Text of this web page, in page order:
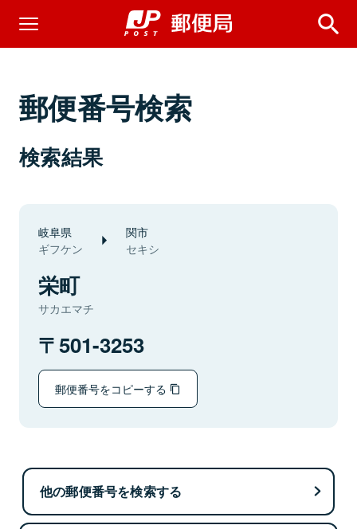
郵便番号検索
検索結果
岐阜県
ギフケン
関市
セキシ
栄町
サカエマチ
501-3253
郵便番号をコピーする
他の郵便番号を検索する